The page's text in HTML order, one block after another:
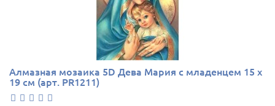
Алмазная мозаика 5D Дева Мария с младенцем 15 х
19 см (арт. PR1211)